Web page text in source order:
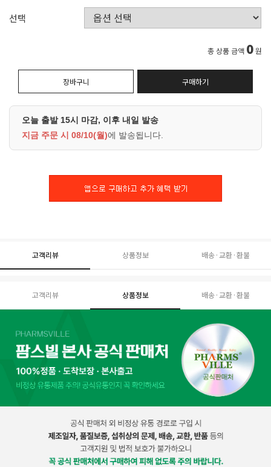
선택
총 상품 금액 0원
장바구니 구매하기
오늘 출발 15시 마감, 이후 내일 발송
지금 주문 시 08/10(월)에 발송됩니다.
고객리뷰 상품정보 배송·교환·환불
고객리뷰 상품정보 배송·교환·환불